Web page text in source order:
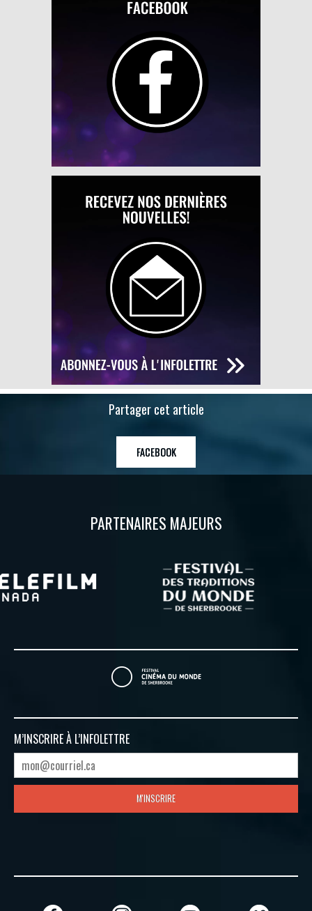
Partager cet article
FACEBOOK
PARTENAIRES MAJEURS
M’INSCRIRE À L’INFOLETTRE
M'INSCRIRE